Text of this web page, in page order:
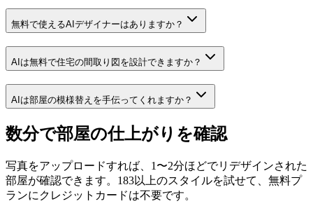
無料で使えるAIデザイナーはありますか？
AIは無料で住宅の間取り図を設計できますか？
AIは部屋の模様替えを手伝ってくれますか？
数分で部屋の仕上がりを確認
写真をアップロードすれば、1〜2分ほどでリデザインされた
部屋が確認できます。183以上のスタイルを試せて、無料プ
ランにクレジットカードは不要です。